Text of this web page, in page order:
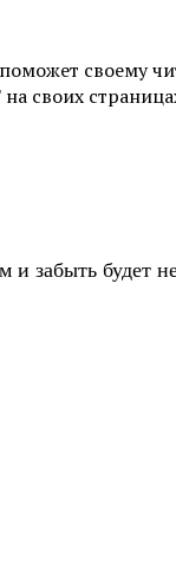
своему
своих
и забыть будет